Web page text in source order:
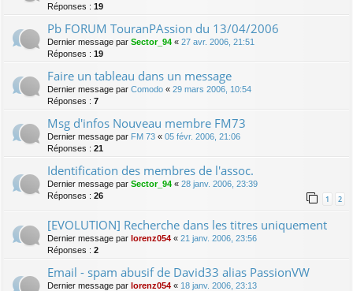
Réponses : 19
Pb FORUM TouranPAssion du 13/04/2006
Dernier message par Sector_94 « 27 avr. 2006, 21:51
Réponses : 19
Faire un tableau dans un message
Dernier message par Comodo « 29 mars 2006, 10:54
Réponses : 7
Msg d'infos Nouveau membre FM73
Dernier message par FM 73 « 05 févr. 2006, 21:06
Réponses : 21
Identification des membres de l'assoc.
Dernier message par Sector_94 « 28 janv. 2006, 23:39
Réponses : 26 1 2
[EVOLUTION] Recherche dans les titres uniquement
Dernier message par lorenz054 « 21 janv. 2006, 23:56
Réponses : 2
Email - spam abusif de David33 alias PassionVW
Dernier message par lorenz054 « 18 janv. 2006, 23:13